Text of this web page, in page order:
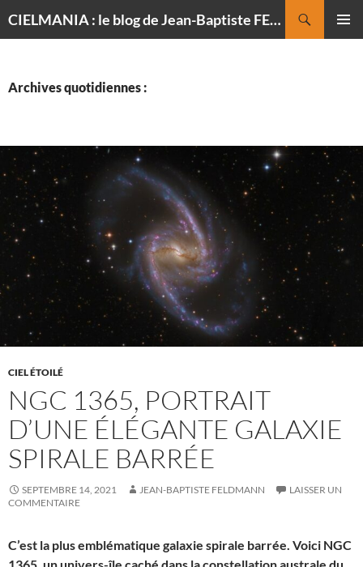
CIELMANIA : le blog de Jean-Baptiste FELDMANN, photographe du ciel
Archives quotidiennes :
CIEL ÉTOILÉ
NGC 1365, PORTRAIT
D’UNE ÉLÉGANTE GALAXIE
SPIRALE BARRÉE
SEPTEMBRE 14, 2021 JEAN-BAPTISTE FELDMANN
LAISSER UN
COMMENTAIRE
C’est la plus emblématique galaxie spirale barrée. Voici NGC